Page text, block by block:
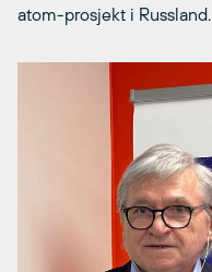
atom-prosjekt i Russland.